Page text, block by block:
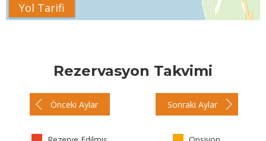
Yol Tarifi
Rezervasyon Takvimi
Önceki Aylar Sonraki Aylar